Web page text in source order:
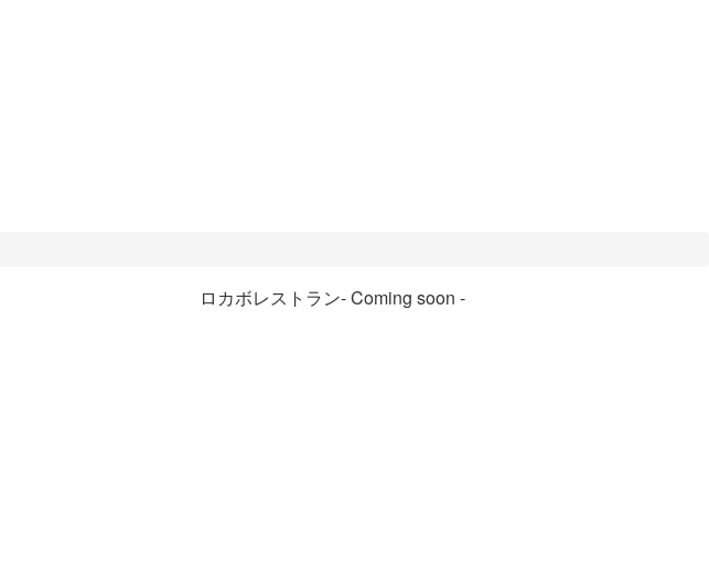
ロカボレストラン- Coming soon -